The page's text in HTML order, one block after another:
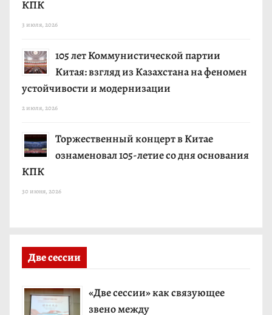
КПК
3 июля, 2026
105 лет Коммунистической партии
Китая: взгляд из Казахстана на феномен
устойчивости и модернизации
2 июля, 2026
Торжественный концерт в Китае
ознаменовал 105-летие со дня основания
КПК
30 июня, 2026
Две сессии
«Две сессии» как связующее
звено между